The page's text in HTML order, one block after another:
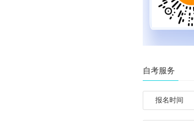
自考服务
报名时间